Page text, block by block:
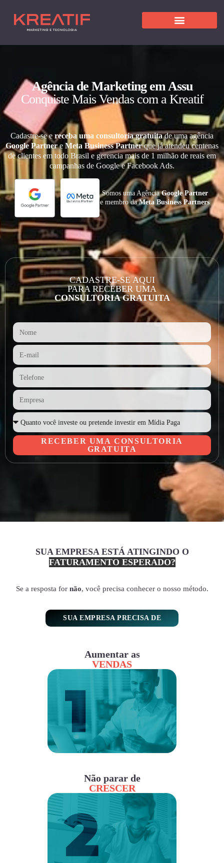
Agência de Marketing em Assu
Conquiste Mais Vendas com a Kreatif
Cadastre-se ereceba uma consultoria gratuitade uma agência
Google Partnere Meta Business Partnerque já atendeu centenas
de clientes em todo Brasil e gerencia mais de 1 milhão de reais em
campanhas de Google e Facebook Ads.
Somos uma AgênciaGoogle Partner
e membro daMeta Business Partners
CADASTRE-SE AQUI
PARA RECEBER UMA
CONSULTORIA GRATUITA
RECEBER UMA CONSULTORIA
GRATUITA
SUA EMPRESA ESTÁ ATINGINDO O
FATURAMENTO ESPERADO?
Se a resposta for não, você precisa conhecer o nosso método.
SUA EMPRESA PRECISA DE
Aumentar as
VENDAS
Não parar de
CRESCER